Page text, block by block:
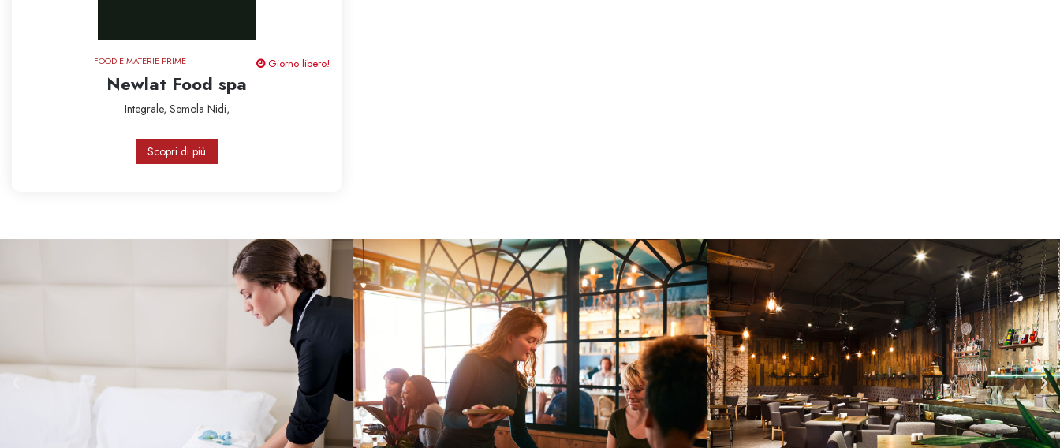
FOOD E MATERIE PRIME Giorno libero!
Newlat Food spa
Integrale, Semola Nidi,
Scopri di più